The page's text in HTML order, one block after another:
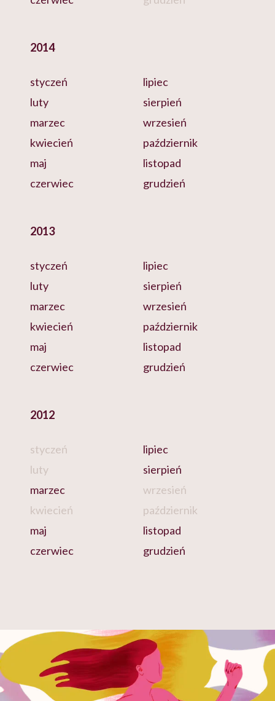
2014
styczeń
luty
marzec
kwiecień
maj
czerwiec
lipiec
sierpień
wrzesień
październik
listopad
grudzień
2013
styczeń
luty
marzec
kwiecień
maj
czerwiec
lipiec
sierpień
wrzesień
październik
listopad
grudzień
2012
styczeń
luty
marzec
kwiecień
maj
czerwiec
lipiec
sierpień
wrzesień
październik
listopad
grudzień